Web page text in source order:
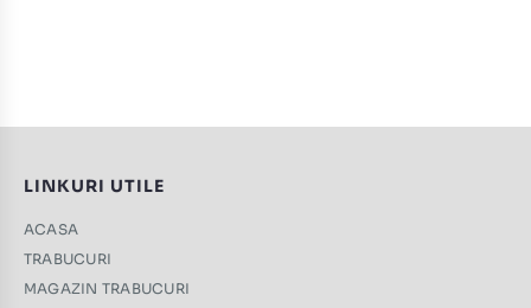
LINKURI UTILE
ACASA
TRABUCURI
MAGAZIN TRABUCURI